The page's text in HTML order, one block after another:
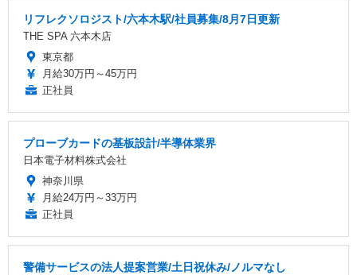
リフレクソロジスト/六本木駅/社員募集/8月7日更新
THE SPA 六本木店
東京都
月給30万円～45万円
正社員
プローブカードの基板設計/半導体業界
日本電子材料株式会社
神奈川県
月給24万円～33万円
正社員
警備サービスの法人提案営業/土日祝休み/ノルマなし